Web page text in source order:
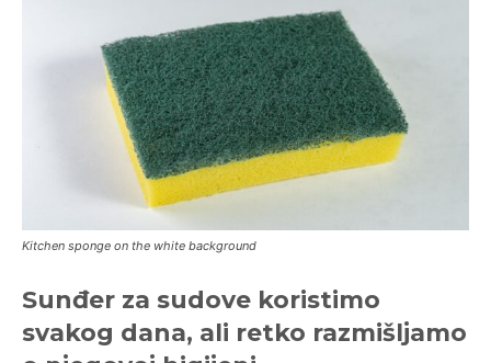
Kitchen sponge on the white background
Sunđer za sudove koristimo
svakog dana, ali retko razmišljamo